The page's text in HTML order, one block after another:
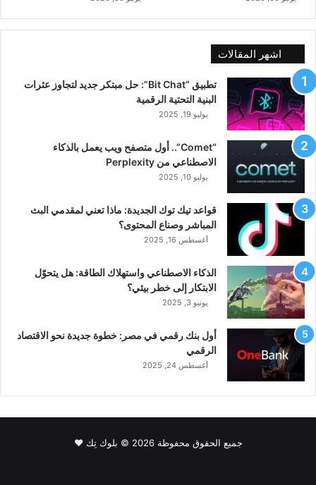
اشهر المقالات
تطبيق “Bit Chat”: حل مبتكر جديد لتجاوز عثرات
البنية التحتية الرقمية
يوليو 19, 2025
“Comet”.. أول متصفح ويب يعمل بالذكاء
الاصطناعي من Perplexity
يوليو 10, 2025
قواعد تيك توك الجديدة: ماذا تعني لمقدمي البث
المباشر وصناع المحتوى؟
أغسطس 16, 2025
الذكاء الاصطناعي واستهلاك الطاقة: هل يتحوّل
الابتكار إلى خطر بيئي؟
يونيو 3, 2025
أول بنك رقمي في مصر: خطوة جديدة نحو الاقتصاد
الرقمي
أغسطس 24, 2025
جميع الحقوق محفوظة 2026 © بلوك تِك ❤️